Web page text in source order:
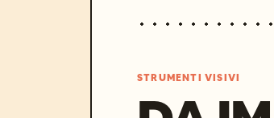
STRUMENTI VISIVI